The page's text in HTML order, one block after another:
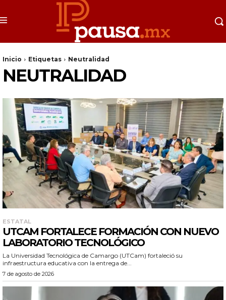
Inicio Etiquetas Neutralidad
NEUTRALIDAD
ESTATAL
UTCAM FORTALECE FORMACIÓN CON NUEVO
LABORATORIO TECNOLÓGICO
La Universidad Tecnológica de Camargo (UTCam) fortaleció su
infraestructura educativa con la entrega de...
7 de agosto de 2026